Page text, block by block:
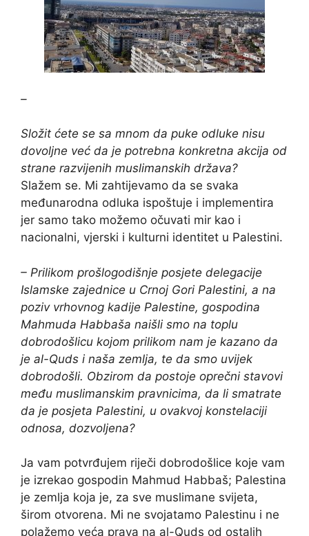
–
Složit ćete se sa mnom da puke odluke nisu
dovoljne već da je potrebna konkretna akcija od
strane razvijenih muslimanskih država?
Slažem se. Mi zahtijevamo da se svaka
međunarodna odluka ispoštuje i implementira
jer samo tako možemo očuvati mir kao i
nacionalni, vjerski i kulturni identitet u Palestini.
– Prilikom prošlogodišnje posjete delegacije
Islamske zajednice u Crnoj Gori Palestini, a na
poziv vrhovnog kadije Palestine, gospodina
Mahmuda Habbaša naišli smo na toplu
dobrodošlicu kojom prilikom nam je kazano da
je al-Quds i naša zemlja, te da smo uvijek
dobrodošli. Obzirom da postoje oprečni stavovi
među muslimanskim pravnicima, da li smatrate
da je posjeta Palestini, u ovakvoj konstelaciji
odnosa, dozvoljena?
Ja vam potvrđujem riječi dobrodošlice koje vam
je izrekao gospodin Mahmud Habbaš; Palestina
je zemlja koja je, za sve muslimane svijeta,
širom otvorena. Mi ne svojatamo Palestinu i ne
polažemo veća prava na al-Quds od ostalih